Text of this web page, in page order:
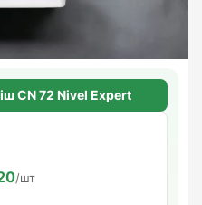
CN 72 Nivel Expert
/шт